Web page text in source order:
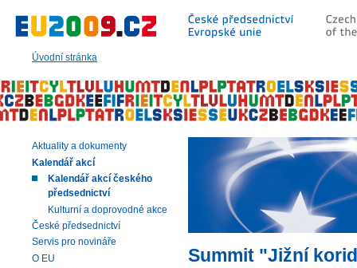
Úvodní stránka
hlavní
|
navigaci
|
vyhledávání
Summit "Jižní
Aktuality a dokumenty
Kalendář akcí
Kalendář akcí českého
předsednictví
Kulturní a doprovodné akce
České předsednictví
Servis pro novináře
O EU